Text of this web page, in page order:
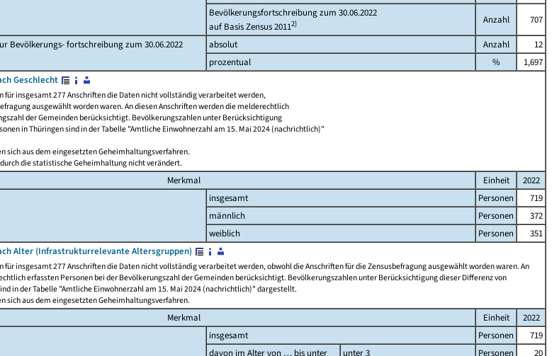
Bevölkerungsfortschreibung zum 30.06.2022
auf Basis Zensus 20112) Anzahl 707
Bevölkerungs- fortschreibung zum 30.06.2022
absolut Anzahl
12
prozentual
%
1,697
Geschlecht
für insgesamt 277 Anschriften die Daten nicht vollständig verarbeitet werden,
ausgewählt worden waren. An diesen Anschriften werden die melderechtlich
der Gemeinden berücksichtigt. Bevölkerungszahlen unter Berücksichtigung
in Thüringen sind in der Tabelle "Amtliche Einwohnerzahl am 15. Mai 2024 (nachrichtlich)"
sich aus dem eingesetzten Geheimhaltungsverfahren.
die statistische Geheimhaltung nicht verändert.
Merkmal Einheit
2022
insgesamt Personen
719
männlich
Personen
372
weiblich
Personen
351
Alter (Infrastrukturrelevante Altersgruppen)
für insgesamt 277 Anschriften die Daten nicht vollständig verarbeitet werden, obwohl die Anschriften für die Zensusbefragung ausgewählt worden waren. An
erfassten Personen bei der Bevölkerungszahl der Gemeinden berücksichtigt. Bevölkerungszahlen unter Berücksichtigung dieser Differenz von
in der Tabelle "Amtliche Einwohnerzahl am 15. Mai 2024 (nachrichtlich)" dargestellt.
sich aus dem eingesetzten Geheimhaltungsverfahren.
Merkmal Einheit
2022
insgesamt Personen
719
davon im Alter von … bis unter
unter 3 Personen
20